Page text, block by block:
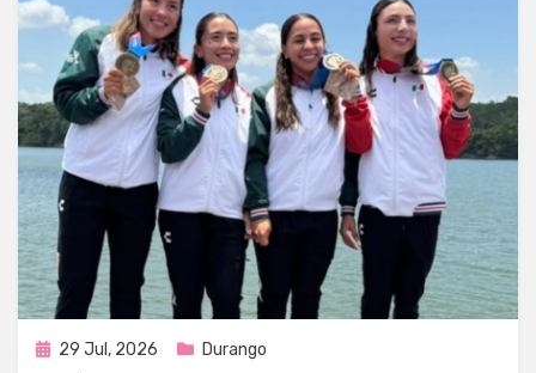
Publicada
29 Jul, 2026 Durango